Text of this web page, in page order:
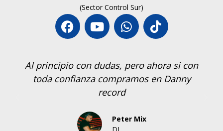
(Sector Control Sur)
Al principio con dudas, pero ahora si con
toda confianza compramos en Danny
record
Peter Mix